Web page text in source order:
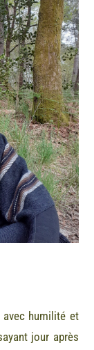
humilité et
jour après